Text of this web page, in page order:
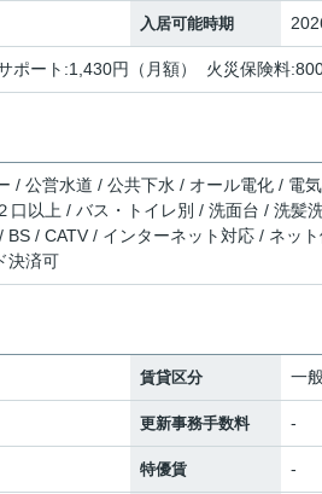
入居可能時期
ポート:1,430円（月額） 火災保険料:800
/ 公営水道 / 公共下水 / オール電化 / 電
口以上 / バス・トイレ別 / 洗面台 / 洗髪
BS / CATV / インターネット対応 / ネッ
決済可
賃貸区分 一
更新事務手数料 -
特優賃 -